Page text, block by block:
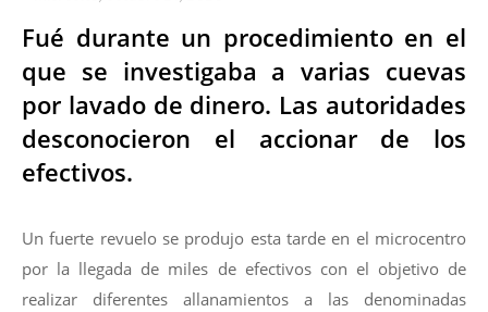
Fué durante un procedimiento en el
que se investigaba a varias cuevas
por lavado de dinero. Las autoridades
desconocieron el accionar de los
efectivos.
Un fuerte revuelo se produjo esta tarde en el microcentro
por la llegada de miles de efectivos con el objetivo de
realizar diferentes allanamientos a las denominadas